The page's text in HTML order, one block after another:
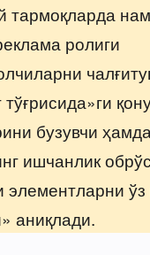
тармоқларда
ролиги
бузувчи
ишчанлик
элементларни ўз
аниқлади.